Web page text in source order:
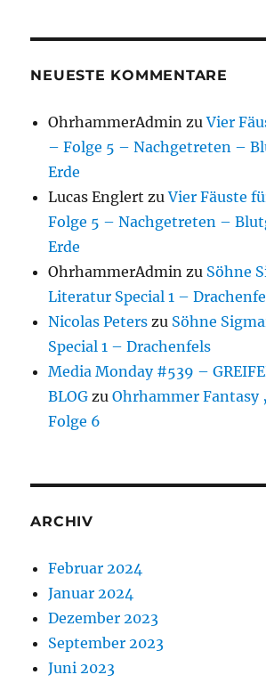
NEUESTE KOMMENTARE
OhrhammerAdmin zuVier
– Folge 5 – Nachgetreten –
Erde
Lucas Englert zuVier Fäuste
Folge 5 – Nachgetreten –
Erde
OhrhammerAdmin zu Söhne
Literatur Special 1 –
Nicolas Peters zu Söhne
Special 1 – Drachenfels
Media Monday #539 –
BLOG zuOhrhammer Fantasy
Folge 6
ARCHIV
Februar 2024
Januar 2024
Dezember 2023
September 2023
Juni 2023